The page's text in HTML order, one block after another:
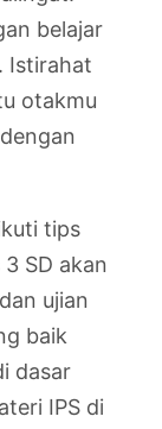
belajar
Istirahat
otakmu
tips
SD akan
ujian
baik
dasar
IPS di